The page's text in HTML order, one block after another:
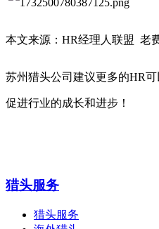
本文来源： HR经理人联盟 老
苏州猎头公司建议更多的HR
促进行业的成长和进步！
猎头服务
猎头服务